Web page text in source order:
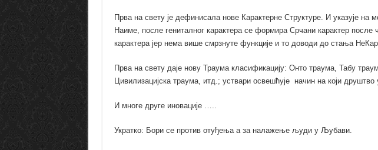
Прва на свету је дефинисала нове Карактерне Структуре. И указује на
Наиме, после гениталног карактера се формира Срчани карактер после
карактера јер нема више смрзнуте функције и то доводи до
Прва на свету даје нову Траума класификацију: Онто траума, Табу
Цивилизацијска траума, итд.; уствари освешћује начин на који друштво
И многе друге иновације …..
Укратко: Бори се против отуђења а за налажење људи у Љубави.